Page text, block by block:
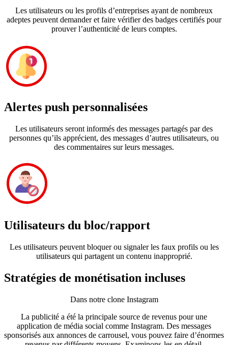
Les utilisateurs ou les profils d’entreprises ayant de nombreux
adeptes peuvent demander et faire vérifier des badges certifiés pour
prouver l’authenticité de leurs comptes.
Alertes push personnalisées
Les utilisateurs seront informés des messages partagés par des
personnes qu’ils apprécient, des messages d’autres utilisateurs, ou
des commentaires sur leurs messages.
Utilisateurs du bloc/rapport
Les utilisateurs peuvent bloquer ou signaler les faux profils ou les
utilisateurs qui partagent un contenu inapproprié.
Stratégies de monétisation incluses
Dans notre clone Instagram
La publicité a été la principale source de revenus pour une
application de média social comme Instagram. Des messages
sponsorisés aux annonces de carrousel, vous pouvez faire d’énormes